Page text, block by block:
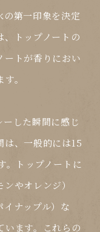
の第一印象を決定
、トップノートの
ートが香りにおい
。
した瞬間に感じ
は、一般的には15
。トップノートに
やオレンジ）
ナップル）な
います。これらの